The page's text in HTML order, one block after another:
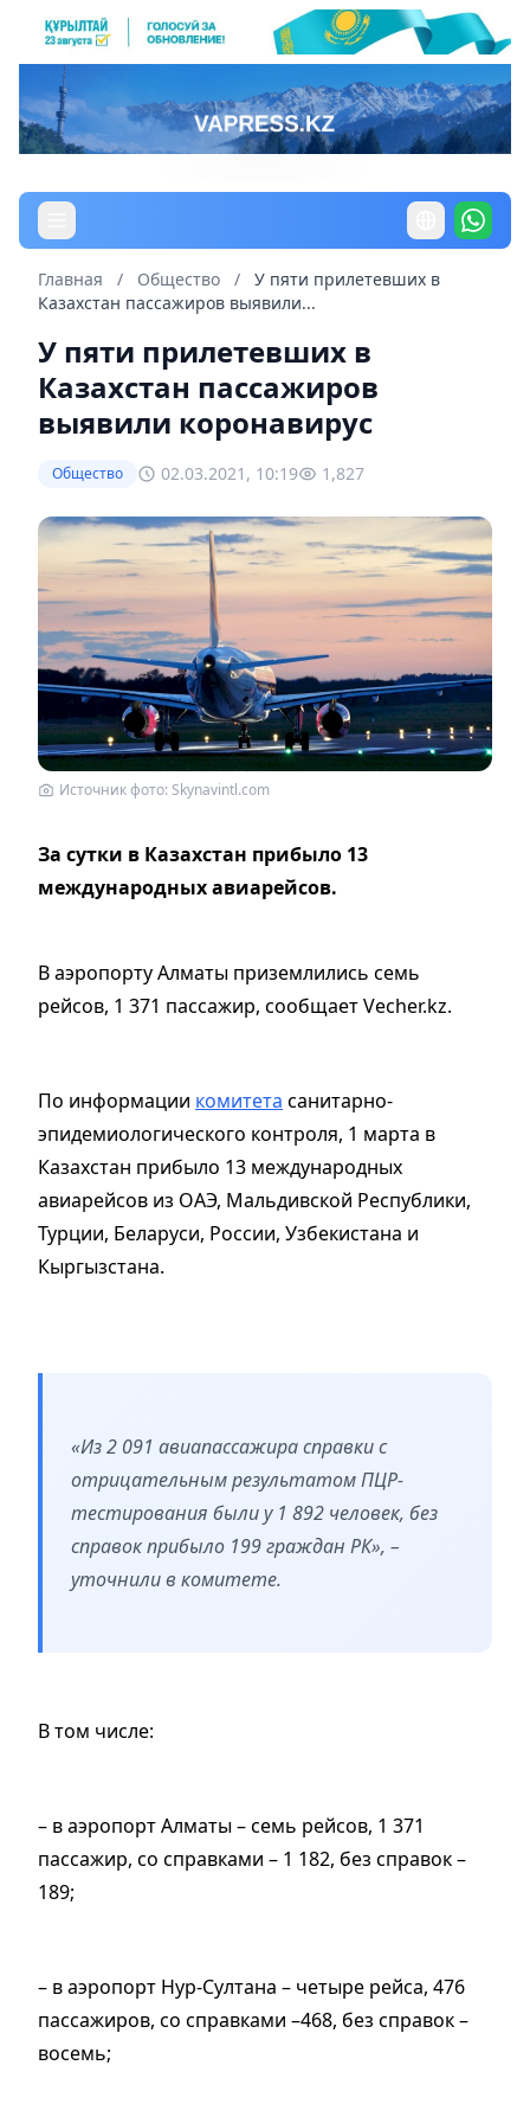
Главная / Общество /
У пяти прилетевших в
Казахстан пассажиров выявили...
У пяти прилетевших в
Казахстан пассажиров
выявили коронавирус
Общество 02.03.2021, 10:19 1,827
Источник фото: Skynavintl.com
За сутки в Казахстан прибыло 13
международных авиарейсов.
В аэропорту Алматы приземлились семь
рейсов, 1 371 пассажир, сообщает Vecher.kz.
По информации комитета санитарно-
эпидемиологического контроля, 1 марта в
Казахстан прибыло 13 международных
авиарейсов из ОАЭ, Мальдивской Республики,
Турции, Беларуси, России, Узбекистана и
Кыргызстана.
«Из 2 091 авиапассажира справки с
отрицательным результатом ПЦР-
тестирования были у 1 892 человек, без
справок прибыло 199 граждан РК», –
уточнили в комитете.
В том числе:
– в аэропорт Алматы – семь рейсов, 1 371
пассажир, со справками – 1 182, без справок –
189;
– в аэропорт Нур-Султана – четыре рейса, 476
пассажиров, со справками –468, без справок –
восемь;